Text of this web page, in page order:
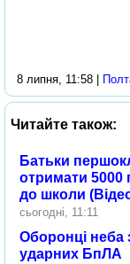
8 липня, 11:58 |
Читайте також:
Батьки
отримати 5000
до школи
сьогодні, 11:11
Оборонці неба
ударних БпЛА